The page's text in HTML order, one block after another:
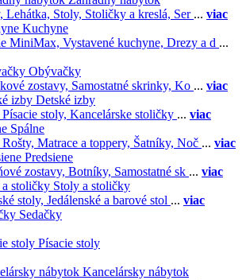
Lehátka, Stoly, Stoličky a kreslá, Ser ... viac
Kuchyne
MiniMax, Vystavené kuchyne, Drezy a d ...
Obývačky
zostavy, Samostatné skrinky, Ko ... viac
Detské izby
Písacie stoly, Kancelárske stoličky ... viac
Spálne
Rošty, Matrace a toppery, Šatníky, Noč ... viac
Predsiene
zostavy, Botníky, Samostatné sk ... viac
Stoly a stoličky
stoly, Jedálenské a barové stol ... viac
Sedačky
Písacie stoly
Kancelársky nábytok